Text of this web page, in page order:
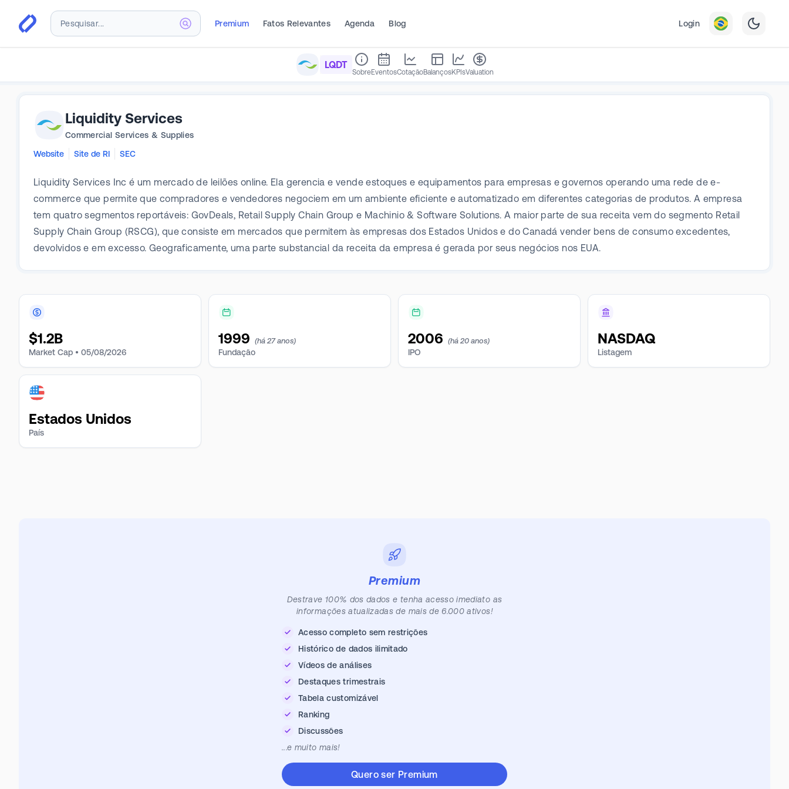
Premium Fatos Relevantes Agenda Blog Login
LQDT
SobreEventosCotaçãoBalançosKPIsValuation
Liquidity Services
Commercial Services & Supplies
Website
Site de RI SEC
Liquidity Services Inc é um mercado de leilões online. Ela gerencia e vende estoques e equipamentos para empresas e governos operando uma rede de e-
commerce que permite que compradores e vendedores negociem em um ambiente eficiente e automatizado em diferentes categorias de produtos. A empresa
tem quatro segmentos reportáveis: GovDeals, Retail Supply Chain Group e Machinio & Software Solutions. A maior parte de sua receita vem do segmento Retail
Supply Chain Group (RSCG), que consiste em mercados que permitem às empresas dos Estados Unidos e do Canadá vender bens de consumo excedentes,
devolvidos e em excesso. Geograficamente, uma parte substancial da receita da empresa é gerada por seus negócios nos EUA.
$1.2B
Market Cap • 05/08/2026
1999 (há 27 anos)
Fundação
2006 (há 20 anos)
IPO
NASDAQ
Listagem
Estados Unidos
País
Premium
Destrave 100% dos dados e tenha acesso imediato as
informações atualizadas de mais de 6.000 ativos!
Acesso completo sem restrições
Histórico de dados ilimitado
Vídeos de análises
Destaques trimestrais
Tabela customizável
Ranking
Discussões
...e muito mais!
Quero ser Premium